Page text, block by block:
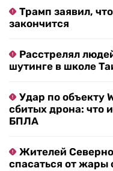
Трамп заявил,
закончится
Расстрелял
шутинге в школе
Удар по объекту
сбитых дрона: что
БПЛА
Жителей
спасаться от жары